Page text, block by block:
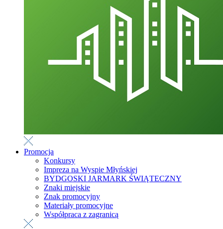
Promocja
Konkursy
Impreza na Wyspie Młyńskiej
BYDGOSKI JARMARK ŚWIĄTECZNY
Znaki miejskie
Znak promocyjny
Materiały promocyjne
Współpraca z zagranicą